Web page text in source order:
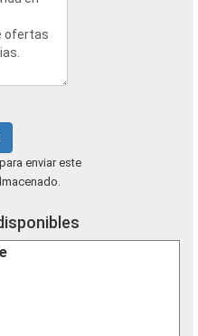
enviar este